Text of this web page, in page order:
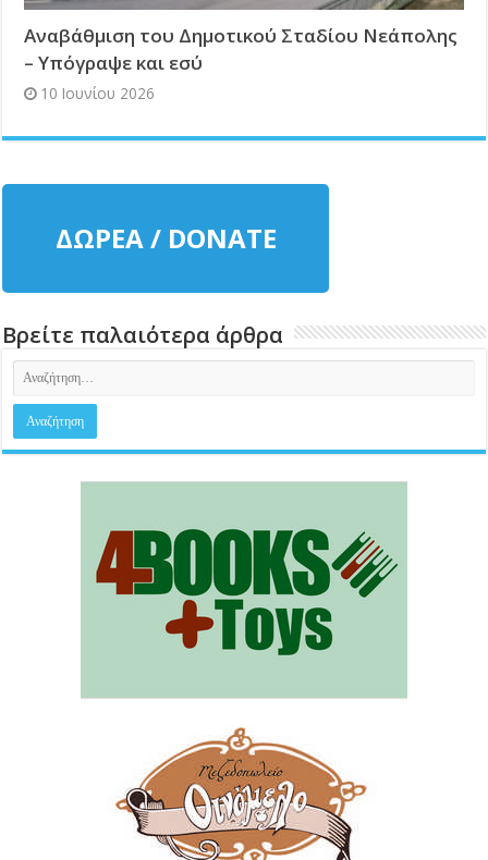
Αναβάθμιση του Δημοτικού Σταδίου Νεάπολης
– Υπόγραψε και εσύ
10 Ιουνίου 2026
ΔΩΡΕΑ / DONATE
Βρείτε παλαιότερα άρθρα